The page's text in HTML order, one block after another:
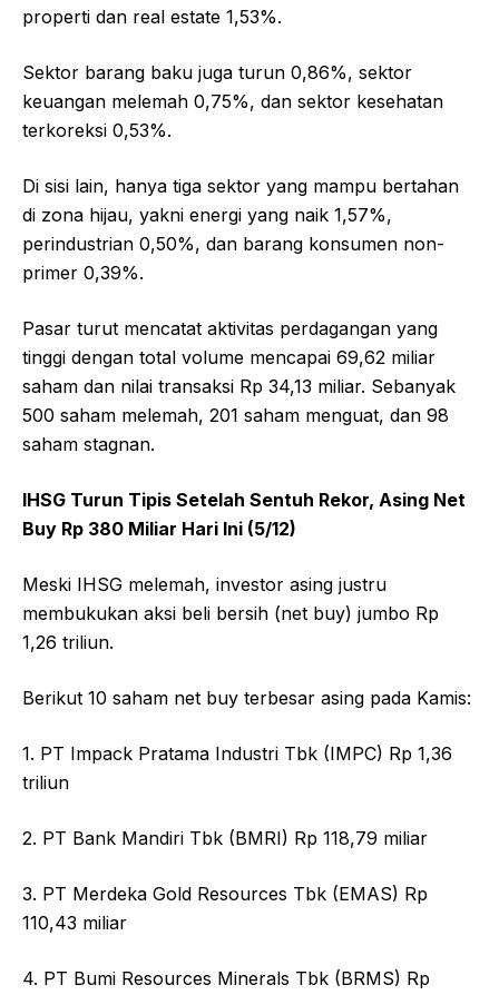
properti dan real estate 1,53%.
Sektor barang baku juga turun 0,86%, sektor
keuangan melemah 0,75%, dan sektor kesehatan
terkoreksi 0,53%.
Di sisi lain, hanya tiga sektor yang mampu bertahan
di zona hijau, yakni energi yang naik 1,57%,
perindustrian 0,50%, dan barang konsumen non-
primer 0,39%.
Pasar turut mencatat aktivitas perdagangan yang
tinggi dengan total volume mencapai 69,62 miliar
saham dan nilai transaksi Rp 34,13 miliar. Sebanyak
500 saham melemah, 201 saham menguat, dan 98
saham stagnan.
IHSG Turun Tipis Setelah Sentuh Rekor, Asing Net
Buy Rp 380 Miliar Hari Ini (5/12)
Meski IHSG melemah, investor asing justru
membukukan aksi beli bersih (net buy) jumbo Rp
1,26 triliun.
Berikut 10 saham net buy terbesar asing pada Kamis:
1. PT Impack Pratama Industri Tbk (IMPC) Rp 1,36
triliun
2. PT Bank Mandiri Tbk (BMRI) Rp 118,79 miliar
3. PT Merdeka Gold Resources Tbk (EMAS) Rp
110,43 miliar
4. PT Bumi Resources Minerals Tbk (BRMS) Rp